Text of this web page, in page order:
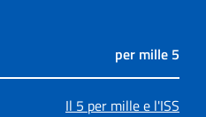
5 per mille
Il 5 per mille e l'ISS